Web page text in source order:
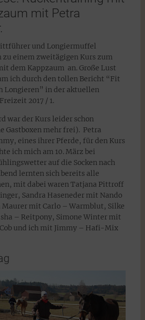
mit Petra
und Longiermuffel
einem zweitägigen Kurs zum
dem Kappzaum an. Große Lust
ich durch den tollen Bericht “Fit
Longieren” in der aktuellen
2017 / 1.
war der Kurs leider schon
Gastboxen mehr frei). Petra
eines ihrer Pferde, für den Kurs
ich mich am 10. März bei
auf die Socken nach
lernten sich bereits alle
mit dabei waren Tatjana Pittroff
Sandra Haseneder mit Nando
mit Carlo – Warmblut, Silke
– Reitpony, Simone Winter mit
und ich mit Jimmy – Hafi-Mix